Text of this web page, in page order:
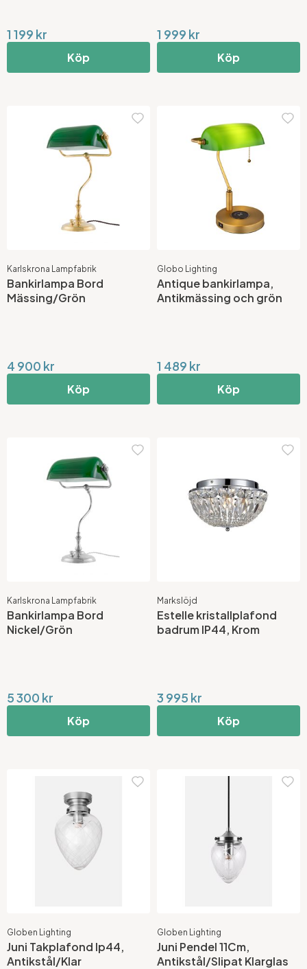
1 199 kr
Köp
1 999 kr
Köp
Karlskrona Lampfabrik
Bankirlampa Bord
Mässing/Grön
4 900 kr
Köp
Globo Lighting
Antique bankirlampa,
Antikmässing och grön
1 489 kr
Köp
Karlskrona Lampfabrik
Bankirlampa Bord
Nickel/Grön
5 300 kr
Köp
Markslöjd
Estelle kristallplafond
badrum IP44, Krom
3 995 kr
Köp
Globen Lighting
Juni Takplafond Ip44,
Antikstål/Klar
Globen Lighting
Juni Pendel 11Cm,
Antikstål/Slipat Klarglas